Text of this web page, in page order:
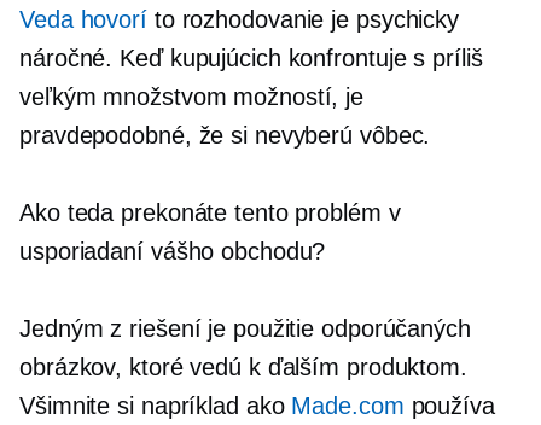
Veda hovoríto rozhodovanie je psychicky
náročné. Keď kupujúcich konfrontuje s príliš
veľkým množstvom možností, je
pravdepodobné, že si nevyberú vôbec.
Ako teda prekonáte tento problém v
usporiadaní vášho obchodu?
Jedným z riešení je použitie odporúčaných
obrázkov, ktoré vedú k ďalším produktom.
Všimnite si napríklad ako Made.com používa